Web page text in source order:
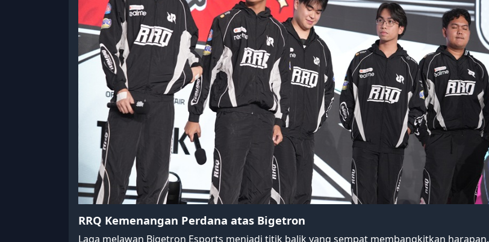
RRQ Kemenangan Perdana atas Bigetron
Laga melawan Bigetron Esports menjadi titik balik yang sempat membangkitkan harapan.